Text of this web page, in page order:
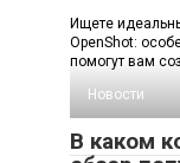
Ищете
OpenShot:
помогут вам
Новости
В каком